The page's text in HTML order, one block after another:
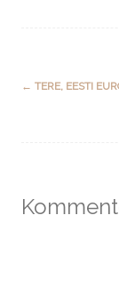
Post
← TERE, EESTI